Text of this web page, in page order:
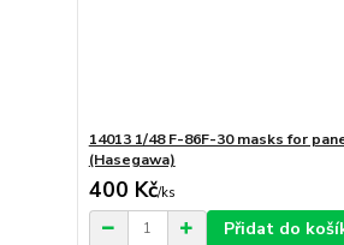
14013 1/48 F-86F-30 masks for
(Hasegawa)
400 Kč/ks
Přidat do